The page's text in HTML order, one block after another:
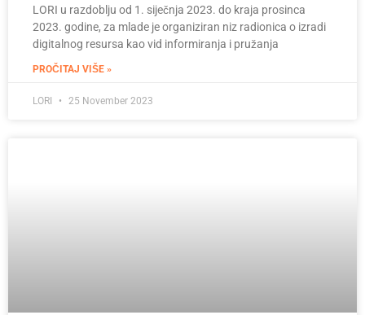
LORI u razdoblju od 1. siječnja 2023. do kraja prosinca
2023. godine, za mlade je organiziran niz radionica o izradi
digitalnog resursa kao vid informiranja i pružanja
PROČITAJ VIŠE »
LORI 25 November 2023